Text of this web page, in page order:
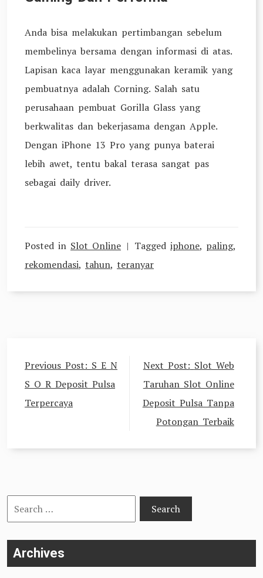
Anda bisa melakukan pertimbangan sebelum
membelinya bersama dengan informasi di atas.
Lapisan kaca layar menggunakan keramik yang
pembuatnya adalah Corning. Salah satu
perusahaan pembuat Gorilla Glass yang
berkwalitas dan bekerjasama dengan Apple.
Dengan iPhone 13 Pro yang punya baterai
lebih awet, tentu bakal terasa sangat pas
sebagai daily driver.
Posted in Slot Online Tagged iphone, paling,
rekomendasi, tahun, teranyar
Post
navigation
Previous Post: S E N
S O R Deposit Pulsa
Terpercaya
Next Post: Slot Web
Taruhan Slot Online
Deposit Pulsa Tanpa
Potongan Terbaik
Search
for:
Archives